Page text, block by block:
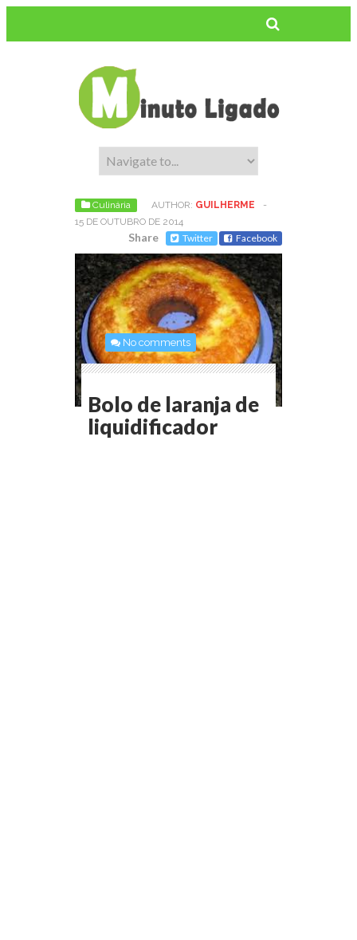
Culinária AUTHOR: GUILHERME
-
15 DE OUTUBRO DE 2014
Share Twitter Facebook
No comments
Bolo de laranja de
liquidificador